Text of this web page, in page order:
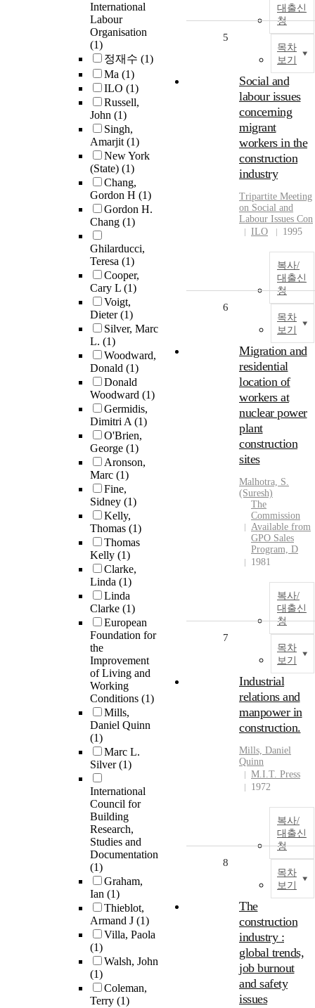
International
Labour
Organisation
(1)
정재수 (1)
Ma (1)
ILO (1)
Russell,
John (1)
Singh,
Amarjit(1)
New York
(State) (1)
Chang,
Gordon H (1)
Gordon H.
Chang (1)
Ghilarducci,
Teresa (1)
Cooper,
Cary L (1)
Voigt,
Dieter(1)
Silver, Marc
L. (1)
Woodward,
Donald (1)
Donald
Woodward (1)
Germidis,
Dimitri A(1)
O'Brien,
George (1)
Aronson,
Marc (1)
Fine,
Sidney (1)
Kelly,
Thomas (1)
Thomas
Kelly (1)
Clarke,
Linda (1)
Linda
Clarke (1)
European
Foundation for
the
Improvement
of Living and
Working
Conditions (1)
Mills,
Daniel Quinn
(1)
Marc L.
Silver(1)
International
Council for
Building
Research,
Studies and
Documentation
(1)
Graham,
Ian (1)
Thieblot,
Armand J (1)
Villa, Paola
(1)
Walsh, John
(1)
Coleman,
Terry (1)
대출신
청
목차
보기
5
Social and
labour issues
concerning
migrant
workers in the
construction
industry
Tripartite Meeting
on Social and
Labour Issues Con
ILO
1995
복사/
대출신
청
목차
보기
6
Migration and
residential
location of
workers at
nuclear power
plant
construction
sites
Malhotra, S.
(Suresh)
The
Commission
Available from
GPO Sales
Program, D
1981
복사/
대출신
청
목차
보기
7
Industrial
relations and
manpower in
construction.
Mills, Daniel
Quinn
M.I.T. Press
1972
복사/
대출신
청
목차
보기
8
The
construction
industry :
global trends,
job burnout
and safety
issues